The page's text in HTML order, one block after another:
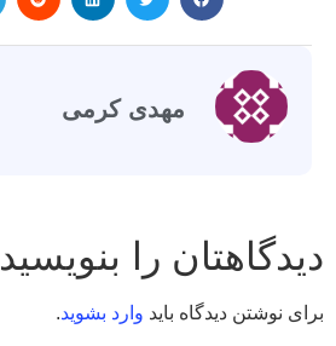
مهدی کرمی
دیدگاهتان را بنویسید
برای نوشتن دیدگاه باید وارد بشوید.